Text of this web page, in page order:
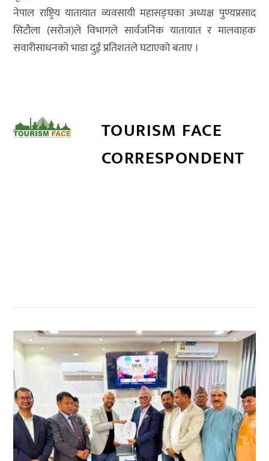
नेपाल राष्ट्रिय यातायात व्यवसायी महासङ्घका अध्यक्ष पुण्यप्रसाद
सिटौला (सरोज)ले विभागले सार्वजनिक यातायात र मालवाहक
सवारीसाधनको भाडा दुई प्रतिशतले घटाएको बताए ।
TOURISM FACE
CORRESPONDENT
,,